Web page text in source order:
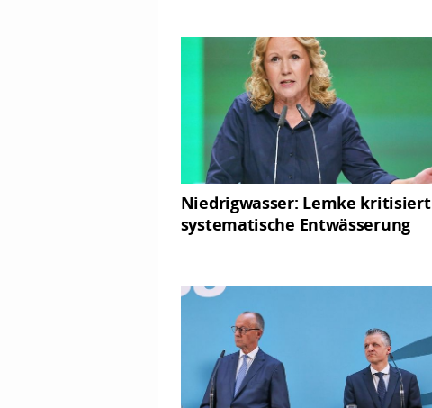
Niedrigwasser: Lemke kritisiert
systematische Entwässerung